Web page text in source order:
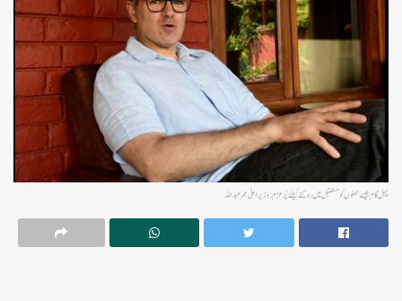
پہل گام جیسے حملوں کو مستقبل میں روکنے کیلئے پُرعزم: وزیر اعلیٰ عمر عبداللہ